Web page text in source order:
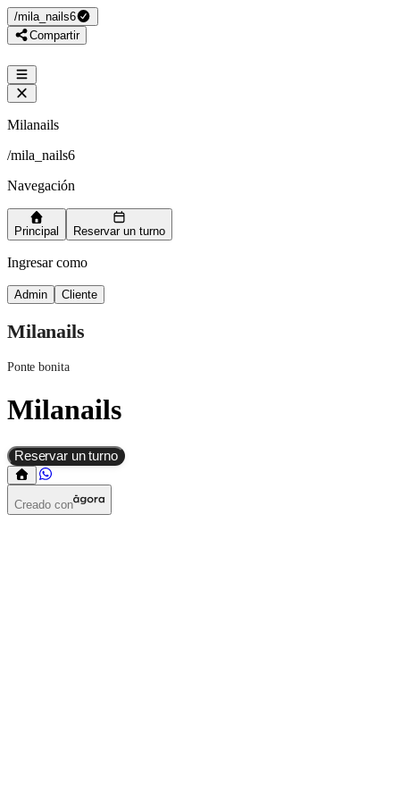
/mila_nails6
Compartir
Milanails
/mila_nails6
Navegación
Principal Reservar un turno
Ingresar como
Admin Cliente
Milanails
Ponte bonita
Milanails
Reservar un turno
Creado con